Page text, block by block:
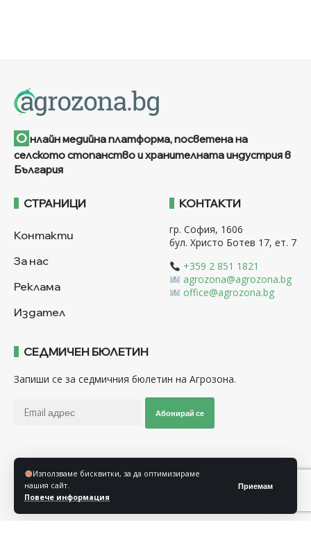
Използваме бисквитки, за да оптимизираме
нашия сайт.
Повече информация
Приемам
О нлайн медийна платформа, посветена на
селското стопанство и хранителната индустрия в
България
СТРАНИЦИ
Контакти
За нас
Реклама
Издател
КОНТАКТИ
гр. София, 1606
бул. Христо Ботев 17, ет. 7
+359 2 851 1821
agrozona@agrozona.bg
office@agrozona.bg
СЕДМИЧЕН БЮЛЕТИН
Запиши се за седмичния бюлетин на Агрозона.
Абонирай се
Последвайте ни